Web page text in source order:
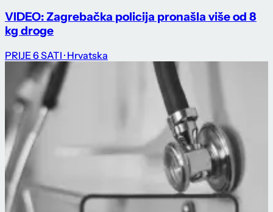
VIDEO: Zagrebačka policija pronašla više od 8
kg droge
PRIJE 6 SATI · Hrvatska